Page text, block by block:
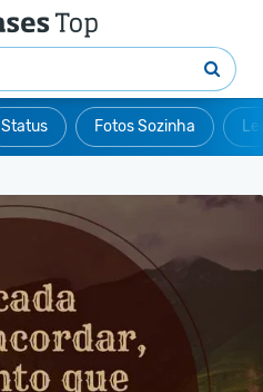
Status Fotos Sozinha